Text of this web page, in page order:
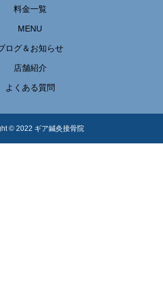
料金一覧
MENU
ログ＆お知らせ
店舗紹介
よくある質問
© 2022 ギア鍼灸接骨院